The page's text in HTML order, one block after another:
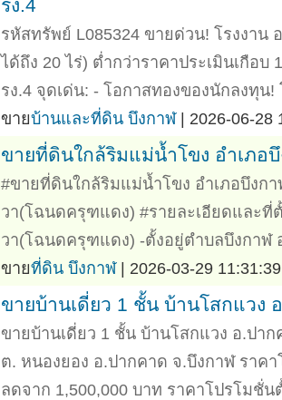
รง.4
รหัสทรัพย์ L085324 ขายด่วน! โรงงาน
ได้ถึง 20 ไร่) ต่ำกว่าราคาประเมินเกือบ
รง.4 จุดเด่น: - โอกาสทองของนักลงทุน!
ขายบ้านและที่ดิน บึงกาฬ| 2026-06-28
ขายที่ดินใกล้ริมแม่น้ำโขง อำเภอ
#ขายที่ดินใกล้ริมแม่น้ำโขง อำเภอบึงก
วา(โฉนดครุฑแดง) #รายละเอียดและที่
วา(โฉนดครุฑแดง) -ตั้งอยู่ตำบลบึงกาฬ
ขายที่ดิน บึงกาฬ| 2026-03-29
ขายบ้านเดี่ยว 1 ชั้น บ้านโสกแวง
ขายบ้านเดี่ยว 1 ชั้น บ้านโสกแวง อ.ปา
ต. หนองยอง อ.ปากคาด จ.บึงกาฬ ราค
ลดจาก 1,500,000 บาท ราคาโปรโมชั่น